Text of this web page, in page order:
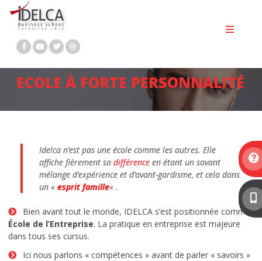
Passer
contenu
ECOLE À FORTE PERSONNALITÉ
Idelca n’est pas une école comme les autres. Elle
affiche fièrement sa différence en étant un savant
mélange d’expérience et d’avant-gardisme, et cela dans
un « esprit famille« .
Bien avant tout le monde, IDELCA s’est positionnée comme
École de l’Entreprise. La pratique en entreprise est majeure
dans tous ses cursus.
Ici nous parlons « compétences » avant de parler « savoirs »
BTS MCO
BTS NDRC
BTS PROFESSIONS IMMOBILIÈRES
BACHELOR MARKETING DIGITAL
Bachelor immobilier
MASTÈRE 1 MARKETING DIGITAL ET
COMMUNICATION
MASTÈRE 2 MARKETING DIGITAL
MASTÈRE 2 RESSOURCES HUMAINES